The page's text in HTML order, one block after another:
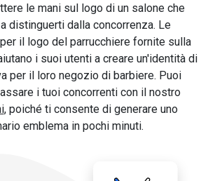
le mani sul logo di un salone che
distinguerti dalla concorrenza. Le
il logo del parrucchiere fornite sulla
i suoi utenti a creare un'identità di
per il loro negozio di barbiere. Puoi
i tuoi concorrenti con il nostro
, poiché ti consente di generare uno
emblema in pochi minuti.